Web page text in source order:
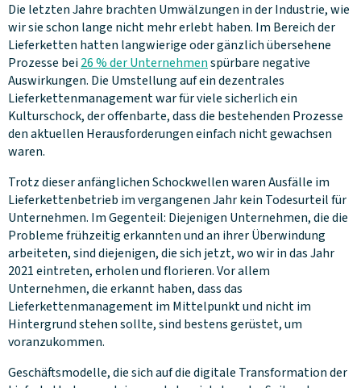
Die letzten Jahre brachten Umwälzungen in der Industrie, wie
wir sie schon lange nicht mehr erlebt haben. Im Bereich der
Lieferketten hatten langwierige oder gänzlich übersehene
Prozesse bei26 % der Unternehmenspürbare negative
Auswirkungen. Die Umstellung auf ein dezentrales
Lieferkettenmanagement war für viele sicherlich ein
Kulturschock, der offenbarte, dass die bestehenden Prozesse
den aktuellen Herausforderungen einfach nicht gewachsen
waren.
Trotz dieser anfänglichen Schockwellen waren Ausfälle im
Lieferkettenbetrieb im vergangenen Jahr kein Todesurteil für
Unternehmen. Im Gegenteil: Diejenigen Unternehmen, die die
Probleme frühzeitig erkannten und an ihrer Überwindung
arbeiteten, sind diejenigen, die sich jetzt, wo wir in das Jahr
2021 eintreten, erholen und florieren. Vor allem
Unternehmen, die erkannt haben, dass das
Lieferkettenmanagement im Mittelpunkt und nicht im
Hintergrund stehen sollte, sind bestens gerüstet, um
voranzukommen.
Geschäftsmodelle, die sich auf die digitale Transformation der